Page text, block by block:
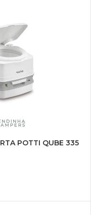
POTTI QUBE 335